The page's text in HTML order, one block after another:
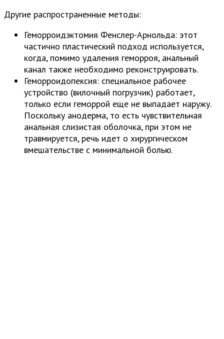
Другие распространенные методы:
Геморроидэктомия Фенслер-Арнольда: этот
частично пластический подход используется,
когда, помимо удаления геморроя, анальный
канал также необходимо реконструировать.
Геморроидопексия: специальное рабочее
устройство (вилочный погрузчик) работает,
только если геморрой еще не выпадает наружу.
Поскольку анодерма, то есть чувствительная
анальная слизистая оболочка, при этом не
травмируется, речь идет о хирургическом
вмешательстве с минимальной болью.